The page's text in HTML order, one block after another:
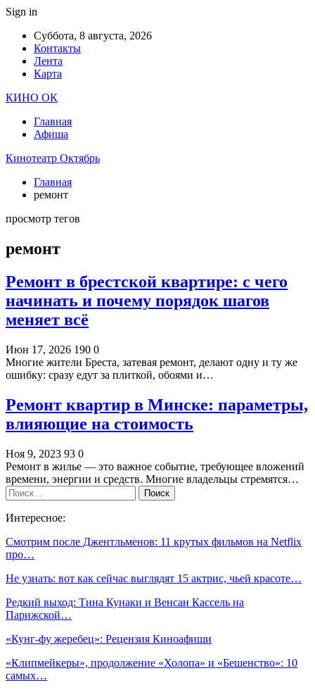
Sign in
Суббота, 8 августа, 2026
Контакты
Лента
Карта
КИНО ОК
Главная
Афиша
Кинотеатр Октябрь
Главная
ремонт
просмотр тегов
ремонт
Ремонт в брестской квартире: с чего
начинать и почему порядок шагов
меняет всё
Июн 17, 2026 190 0
Многие жители Бреста, затевая ремонт, делают одну и ту же
ошибку: сразу едут за плиткой, обоями и…
Ремонт квартир в Минске: параметры,
влияющие на стоимость
Ноя 9, 2023 93 0
Ремонт в жилье — это важное событие, требующее вложений
времени, энергии и средств. Многие владельцы стремятся…
Интересное:
Смотрим после Джентльменов: 11 крутых фильмов на Netflix
про…
Не узнать: вот как сейчас выглядят 15 актрис, чьей красоте…
Редкий выход: Тина Кунаки и Венсан Кассель на
Парижской…
«Кунг-фу жеребец»: Рецензия Киноафиши
«Клипмейкеры», продолжение «Холопа» и «Бешенство»: 10
самых…